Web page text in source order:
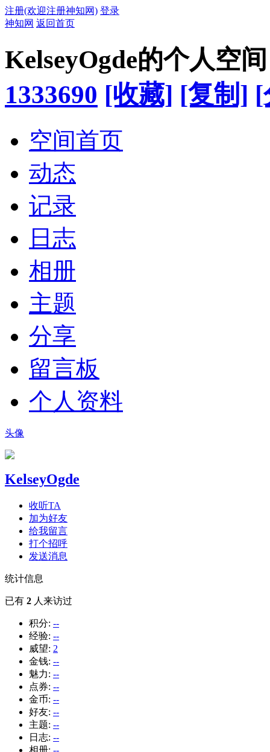
注册(欢迎注册神知网) 登录
神知网 返回首页
KelseyOgde的个人空间
1333690 [收藏] [复制] [
空间首页
动态
记录
日志
相册
主题
分享
留言板
个人资料
头像
KelseyOgde
收听TA
加为好友
给我留言
打个招呼
发送消息
统计信息
已有 2 人来访过
积分: --
经验: --
威望: 2
金钱: --
魅力: --
点券: --
金币: --
好友: --
主题: --
日志: --
相册: --